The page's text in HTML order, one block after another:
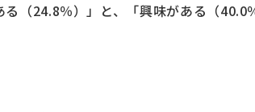
（24.8％）」と、「興味がある（40.0